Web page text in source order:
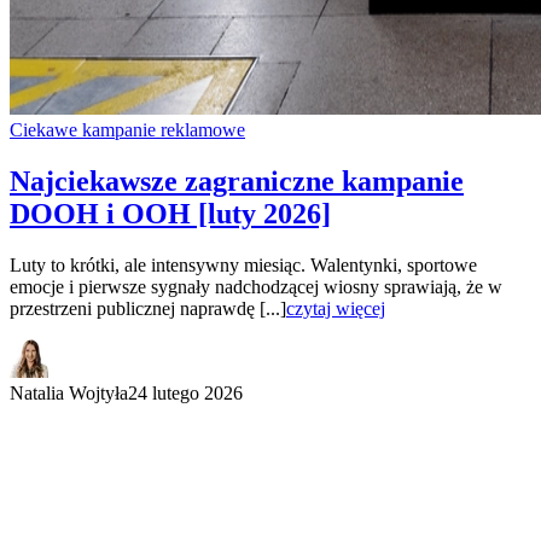
Ciekawe kampanie reklamowe
Najciekawsze zagraniczne kampanie
DOOH i OOH [luty 2026]
Luty to krótki, ale intensywny miesiąc. Walentynki, sportowe
emocje i pierwsze sygnały nadchodzącej wiosny sprawiają, że w
przestrzeni publicznej naprawdę [...]czytaj więcej
Natalia Wojtyła24 lutego 2026